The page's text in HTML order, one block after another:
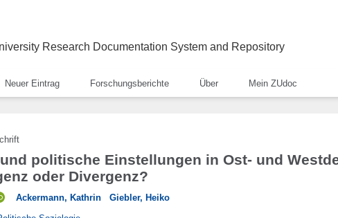
Research Documentation System and Repository
Neuer Eintrag Forschungsberichte Über Mein ZUdoc
politische Einstellungen in Ost- und
oder Divergenz?
Ackermann, Kathrin Giebler, Heiko